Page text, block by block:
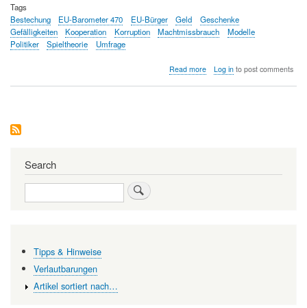
Tags
Bestechung
EU-Barometer 470 EU-Bürger Geld
Geschenke
Gefälligkeiten
Kooperation Korruption Machtmissbrauch
Modelle
Politiker
Spieltheorie Umfrage
Read moreabout
Log into post comments
Search
Search
Tipps & Hinweise
Verlautbarungen
Artikel sortiert nach…